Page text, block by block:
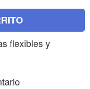
flexibles y